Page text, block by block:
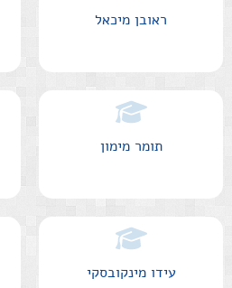
ראובן מיכאל
תומר מימון
עידו מינקובסקי